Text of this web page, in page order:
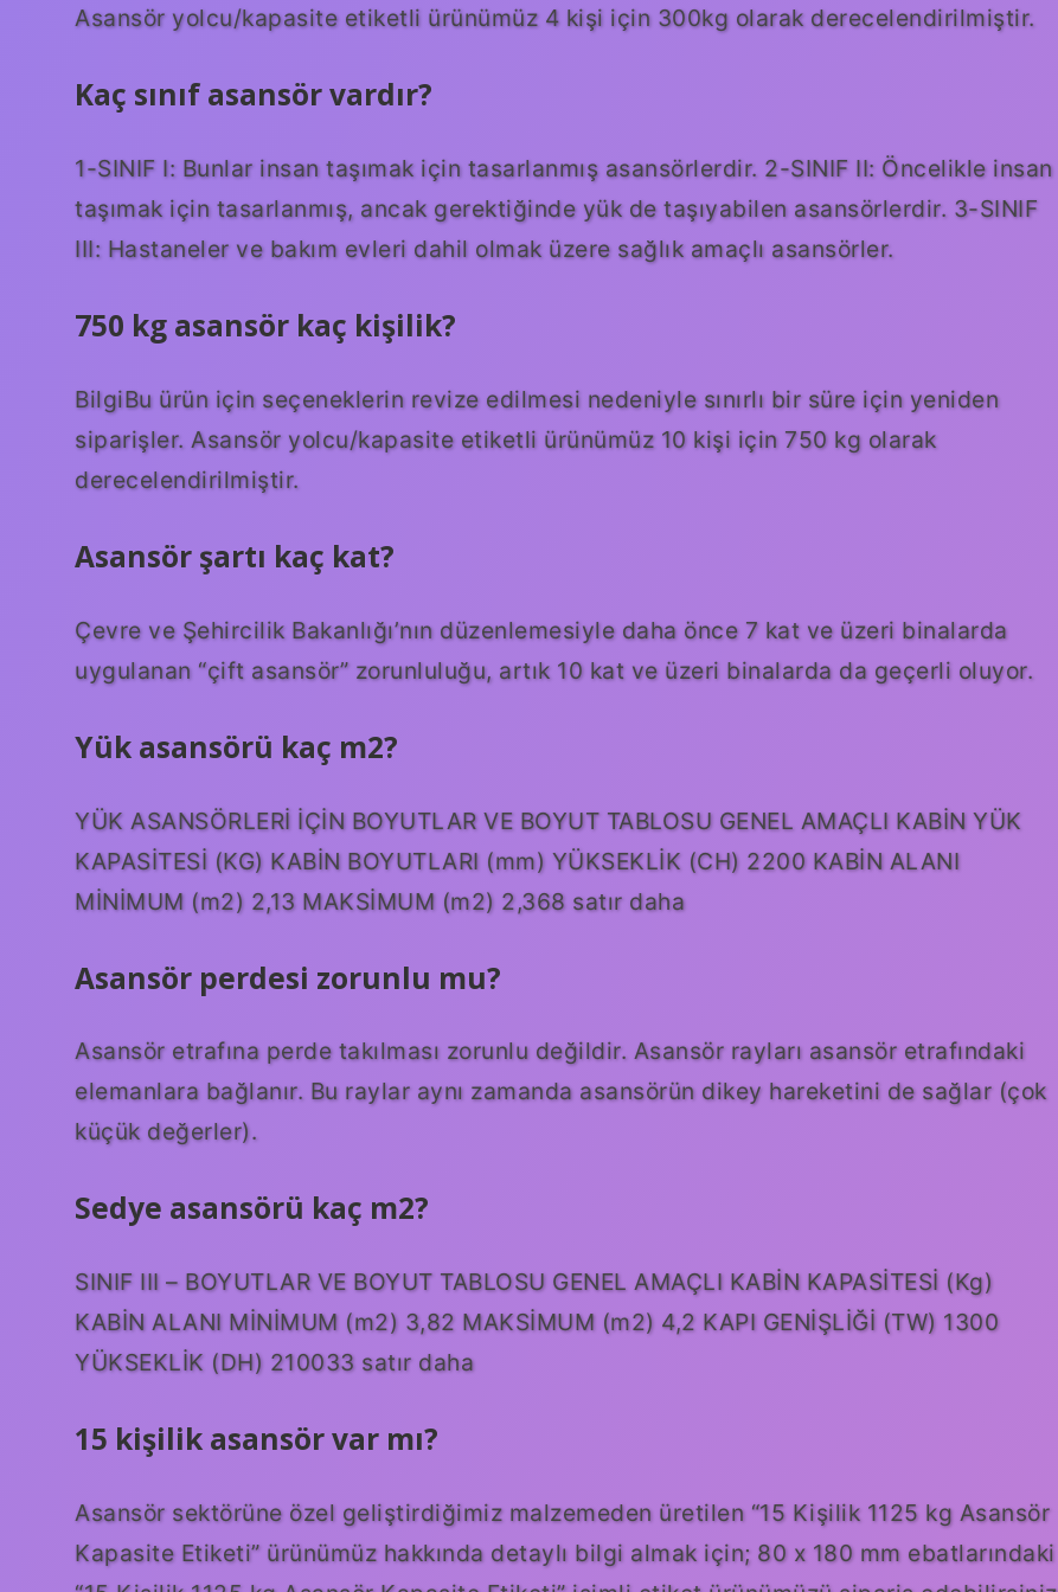
Asansör yolcu/kapasite etiketli ürünümüz 4 kişi için 300kg olarak derecelendirilmiştir.
Kaç sınıf asansör vardır?
1-SINIF I: Bunlar insan taşımak için tasarlanmış asansörlerdir. 2-SINIF II: Öncelikle insan
taşımak için tasarlanmış, ancak gerektiğinde yük de taşıyabilen asansörlerdir. 3-SINIF
III: Hastaneler ve bakım evleri dahil olmak üzere sağlık amaçlı asansörler.
750 kg asansör kaç kişilik?
BilgiBu ürün için seçeneklerin revize edilmesi nedeniyle sınırlı bir süre için yeniden
siparişler. Asansör yolcu/kapasite etiketli ürünümüz 10 kişi için 750 kg olarak
derecelendirilmiştir.
Asansör şartı kaç kat?
Çevre ve Şehircilik Bakanlığı’nın düzenlemesiyle daha önce 7 kat ve üzeri binalarda
uygulanan “çift asansör” zorunluluğu, artık 10 kat ve üzeri binalarda da geçerli oluyor.
Yük asansörü kaç m2?
YÜK ASANSÖRLERİ İÇİN BOYUTLAR VE BOYUT TABLOSU GENEL AMAÇLI KABİN YÜK
KAPASİTESİ (KG) KABİN BOYUTLARI (mm) YÜKSEKLİK (CH) 2200 KABİN ALANI
MİNİMUM (m2) 2,13 MAKSİMUM (m2) 2,368 satır daha
Asansör perdesi zorunlu mu?
Asansör etrafına perde takılması zorunlu değildir. Asansör rayları asansör etrafındaki
elemanlara bağlanır. Bu raylar aynı zamanda asansörün dikey hareketini de sağlar (çok
küçük değerler).
Sedye asansörü kaç m2?
SINIF III – BOYUTLAR VE BOYUT TABLOSU GENEL AMAÇLI KABİN KAPASİTESİ (Kg)
KABİN ALANI MİNİMUM (m2) 3,82 MAKSİMUM (m2) 4,2 KAPI GENİŞLİĞİ (TW) 1300
YÜKSEKLİK (DH) 210033 satır daha
15 kişilik asansör var mı?
Asansör sektörüne özel geliştirdiğimiz malzemeden üretilen “15 Kişilik 1125 kg Asansör
Kapasite Etiketi” ürünümüz hakkında detaylı bilgi almak için; 80 x 180 mm ebatlarındaki